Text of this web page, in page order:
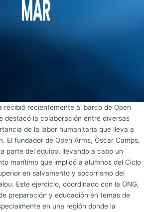
recibió recientemente al barco de Open
destacó la colaboración entre diversas
de la labor humanitaria que lleva a
El fundador de Open Arms, Òscar Camps,
parte del equipo, llevando a cabo un
marítimo que implicó a alumnos del Ciclo
en salvamento y socorrismo del
Este ejercicio, coordinado con la ONG,
preparación y educación en temas de
en una región donde la